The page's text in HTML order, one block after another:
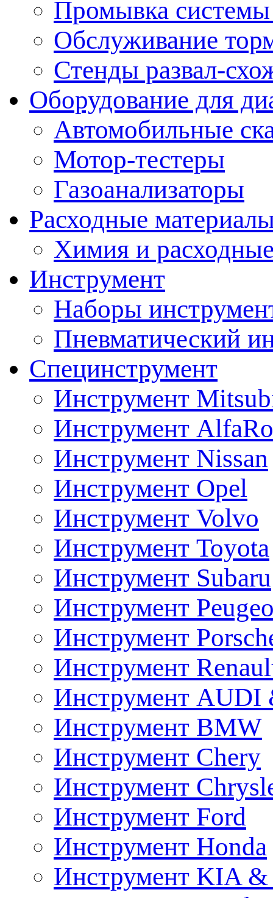
Промывка
Обслуживание
Стенды развал-
Оборудование для
Автомобильные
Мотор-тестеры
Газоанализаторы
Расходные
Химия и
Инструмент
Наборы
Пневматический
Специнструмент
Инструмент
Инструмент
Инструмент Nissan
Инструмент Opel
Инструмент Volvo
Инструмент Toyota
Инструмент Subaru
Инструмент
Инструмент
Инструмент
Инструмент AUDI
Инструмент BMW
Инструмент Chery
Инструмент
Инструмент Ford
Инструмент Honda
Инструмент KIA